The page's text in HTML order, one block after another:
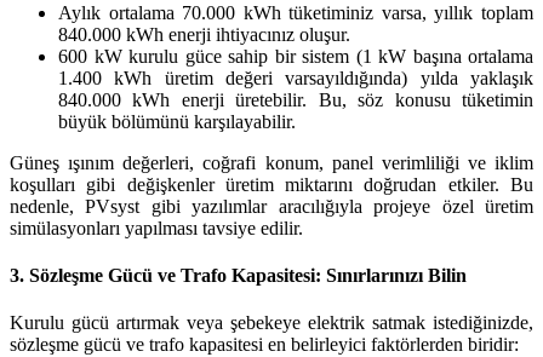
Aylık ortalama 70.000 kWh tüketiminiz varsa, yıllık toplam
840.000 kWh enerji ihtiyacınız oluşur.
600 kW kurulu güce sahip bir sistem (1 kW başına ortalama
1.400 kWh üretim değeri varsayıldığında) yılda yaklaşık
840.000 kWh enerji üretebilir. Bu, söz konusu tüketimin
büyük bölümünü karşılayabilir.
Güneş ışınım değerleri, coğrafi konum, panel verimliliği ve iklim
koşulları gibi değişkenler üretim miktarını doğrudan etkiler. Bu
nedenle, PVsyst gibi yazılımlar aracılığıyla projeye özel üretim
simülasyonları yapılması tavsiye edilir.
3. Sözleşme Gücü ve Trafo Kapasitesi: Sınırlarınızı Bilin
Kurulu gücü artırmak veya şebekeye elektrik satmak istediğinizde,
sözleşme gücü ve trafo kapasitesi en belirleyici faktörlerden biridir: